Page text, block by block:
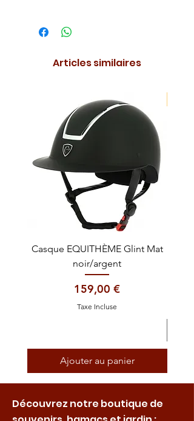
Articles similaires
Casque EQUITHÈME Glint Mat
noir/argent
Prix
159,00 €
Taxe Incluse
Ajouter au panier
Découvrez notre boutique de